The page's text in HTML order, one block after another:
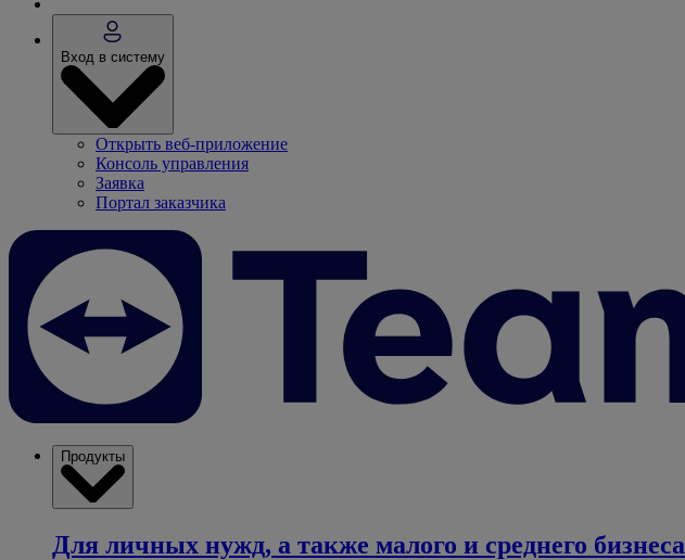
Вход в систему
Открыть веб-приложение
Консоль управления
Заявка
Портал заказчика
Продукты
Для личных нужд, а также малого и среднего бизнеса